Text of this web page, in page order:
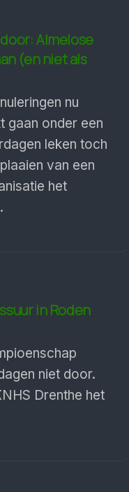
Almelose
(en niet als
nu
gaan onder een
leken toch
van een
het
in Roden
niet door.
Drenthe het